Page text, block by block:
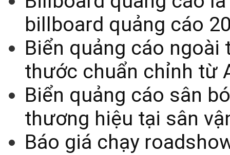
billboard quảng cáo
Biển quảng cáo
thước chuẩn chỉnh từ
Biển quảng cáo sân
thương hiệu tại sân
Báo giá chạy